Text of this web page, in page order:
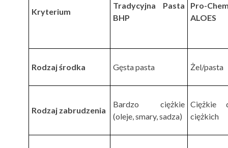
Kryterium
Tradycyjna Pasta
BHP
Pro-
ALOES
Rodzaj środka Gęsta pasta Żel/pasta
Rodzaj zabrudzenia
Bardzo ciężkie
(oleje, smary, sadza)
Ciężkie
ciężkich